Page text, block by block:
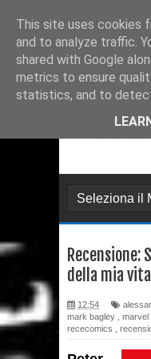
Ultimissime
Recensione:
della mia vita
12:54
mark bagley , marvel
rececomics ,
This site uses cookies
and to analyze traffic.
shared with Google
metrics to ensure
statistics, and to